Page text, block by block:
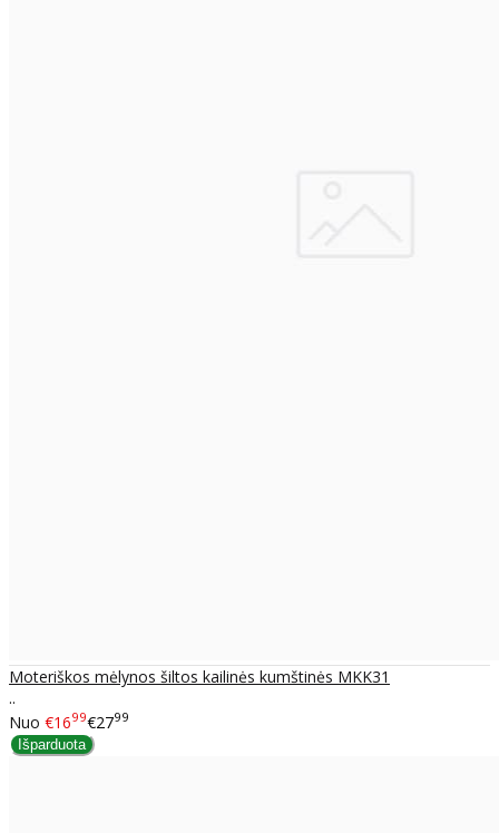
Moteriškos mėlynos šiltos kailinės kumštinės MKK31
..
Nuo €1699€2799